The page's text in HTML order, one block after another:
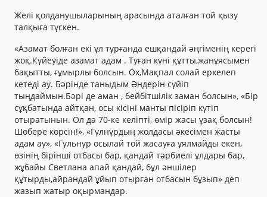
Желі қолданушыларының арасында аталған той қызу
талқыға түскен.
«Азамат болған екі ұл тұрғанда ешқандай әңгіменің керегі
жоқ.Күйеуіде азамат адам . Туған күні құтты,жанұясымен
бақытты, ғұмырлы болсын. Ох,Мақпал солай еркелеп
кетеді ау. Бәрінде таныдым Әндерін сүйіп
тыңдаймын.Бәрі де аман , бейбітшілік заман болсын», «Бір
сұқбатында айтқан, осы кісіні манты пісіріп күтіп
отыратынын. Ол да 70-ке келіпті, өмір жасы ұзақ болсын!
Шөбере көрсін!», «Гүлнұрдың жолдасы әкесімен жасты
адам ау», «Гульнур осылай той жасауға ұялмайды екен,
өзінің бірінші отбасы бар, қандай тәрбиелі ұлдары бар,
жұбайы Светлана апай қандай, бұл әншілер
құтырды,айрандай ұйып отырған отбасын бұзып» деп
жазып жатыр оқырмандар.